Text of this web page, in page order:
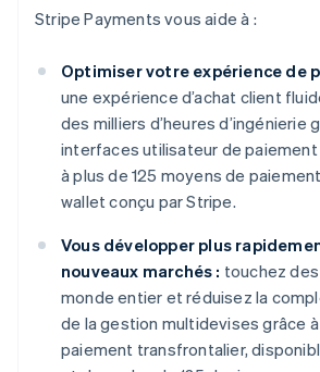
Stripe Payments vous aide à :
Optimiser votre expérience de
une expérience d’achat client
des milliers d’heures d’ingénierie
interfaces utilisateur de
à plus de 125 moyens de
wallet conçu par Stripe.
Vous développer plus
nouveaux marchés : touchez
monde entier et réduisez la
de la gestion multidevises grâce
paiement transfrontalier,